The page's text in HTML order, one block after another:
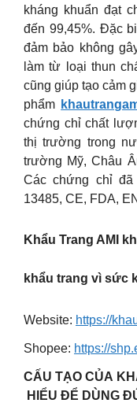
kháng khuẩn đạt
đến 99,45%. Đặc
đảm bảo không
làm từ loại thun
cũng giúp tạo cảm
phẩm
chứng chỉ chất
thị trường trong
trường Mỹ, Châu
Các chứng chỉ
13485, CE, FDA,
Khẩu Trang AMI
khẩu trang vì sức
Website: https://
Shopee: https://
CẤU TẠO CỦA
HIỂU ĐỂ DÙNG